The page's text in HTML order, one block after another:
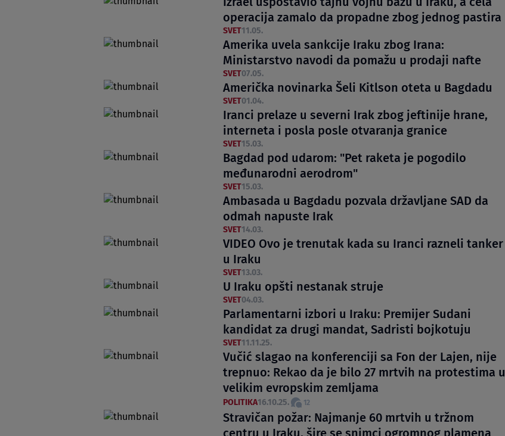
operacija zamalo da propadne zbog jednog pastira
SVET11.05.
Amerika uvela sankcije Iraku zbog Irana:
Ministarstvo navodi da pomažu u prodaji nafte
SVET07.05.
Američka novinarka Šeli Kitlson oteta u Bagdadu
SVET01.04.
Iranci prelaze u severni Irak zbog jeftinije hrane,
interneta i posla posle otvaranja granice
SVET15.03.
Bagdad pod udarom: "Pet raketa je pogodilo
međunarodni aerodrom"
SVET15.03.
Ambasada u Bagdadu pozvala državljane SAD da
odmah napuste Irak
SVET14.03.
VIDEO Ovo je trenutak kada su Iranci razneli tanker
u Iraku
SVET13.03.
U Iraku opšti nestanak struje
SVET04.03.
Parlamentarni izbori u Iraku: Premijer Sudani
kandidat za drugi mandat, Sadristi bojkotuju
SVET11.11.25.
Vučić slagao na konferenciji sa Fon der Lajen, nije
trepnuo: Rekao da je bilo 27 mrtvih na protestima u
velikim evropskim zemljama
POLITIKA16.10.25. 12
Stravičan požar: Najmanje 60 mrtvih u tržnom
centru u Iraku, šire se snimci ogromnog plamena